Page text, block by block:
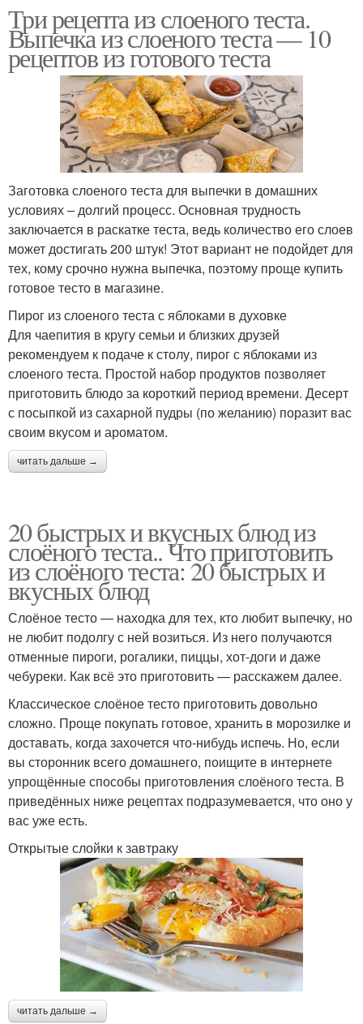
Три рецепта из слоеного теста.
Выпечка из слоеного теста — 10
рецептов из готового теста
Заготовка слоеного теста для выпечки в домашних
условиях – долгий процесс. Основная трудность
заключается в раскатке теста, ведь количество его слоев
может достигать 200 штук! Этот вариант не подойдет для
тех, кому срочно нужна выпечка, поэтому проще купить
готовое тесто в магазине.
Пирог из слоеного теста с яблоками в духовке
Для чаепития в кругу семьи и близких друзей
рекомендуем к подаче к столу, пирог с яблоками из
слоеного теста. Простой набор продуктов позволяет
приготовить блюдо за короткий период времени. Десерт
с посыпкой из сахарной пудры (по желанию) поразит вас
своим вкусом и ароматом.
читать дальше →
20 быстрых и вкусных блюд из
слоёного теста.. Что приготовить
из слоёного теста: 20 быстрых и
вкусных блюд
Слоёное тесто — находка для тех, кто любит выпечку, но
не любит подолгу с ней возиться. Из него получаются
отменные пироги, рогалики, пиццы, хот-доги и даже
чебуреки. Как всё это приготовить — расскажем далее.
Классическое слоёное тесто приготовить довольно
сложно. Проще покупать готовое, хранить в морозилке и
доставать, когда захочется что-нибудь испечь. Но, если
вы сторонник всего домашнего, поищите в интернете
упрощённые способы приготовления слоёного теста. В
приведённых ниже рецептах подразумевается, что оно у
вас уже есть.
Открытые слойки к завтраку
читать дальше →